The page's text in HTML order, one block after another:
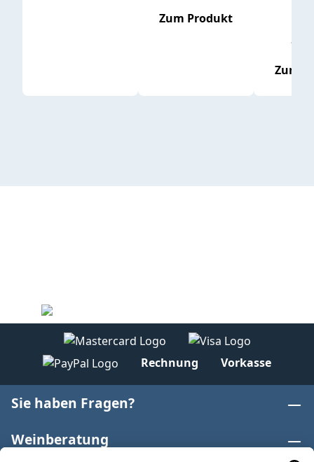
Zum Produkt
Zum
Rechnung Vorkasse
Sie haben Fragen?
Weinberatung